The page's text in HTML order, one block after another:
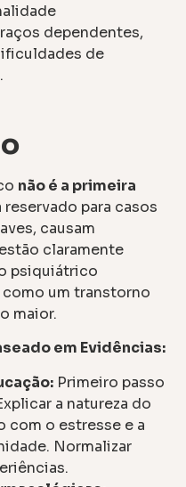
dependentes,
de
não é a primeira
para casos
causam
claramente
psiquiátrico
um transtorno
maior.
em Evidências:
Primeiro passo
a natureza do
com o estresse e a
Normalizar